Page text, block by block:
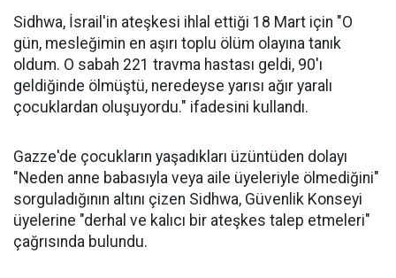
Sidhwa, İsrail'in ateşkesi ihlal ettiği 18 Mart için "O
gün, mesleğimin en aşırı toplu ölüm olayına tanık
oldum. O sabah 221 travma hastası geldi, 90'ı
geldiğinde ölmüştü, neredeyse yarısı ağır yaralı
çocuklardan oluşuyordu." ifadesini kullandı.
Gazze'de çocukların yaşadıkları üzüntüden dolayı
"Neden anne babasıyla veya aile üyeleriyle ölmediğini"
sorguladığının altını çizen Sidhwa, Güvenlik Konseyi
üyelerine "derhal ve kalıcı bir ateşkes talep etmeleri"
çağrısında bulundu.